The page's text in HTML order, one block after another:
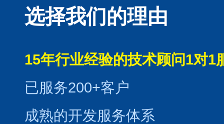
选择我们的理由
15年行业经验的技术顾问1对1
已服务200+客户
成熟的开发服务体系